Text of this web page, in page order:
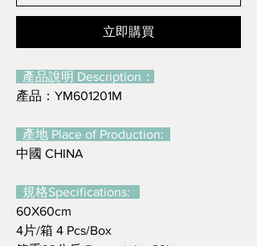
立即購買
產品說明 Description：
產品：YM601201M
產地 Place of Production:
中國 CHINA
規格Specifications:
60X60cm
4片/箱 4 Pcs/Box